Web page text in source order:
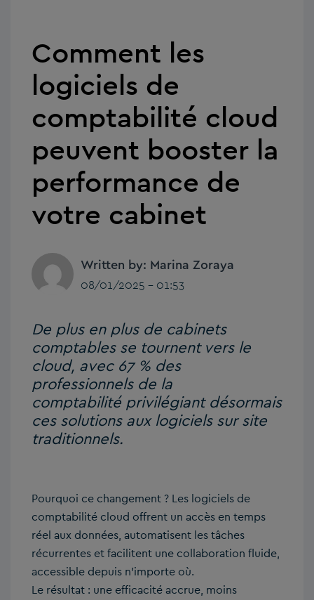
Comment les
logiciels de
comptabilité cloud
peuvent booster la
performance de
votre cabinet
Written by: Marina Zoraya
08/01/2025 - 01:53
De plus en plus de cabinets
comptables se tournent vers le
cloud, avec 67 % des
professionnels de la
comptabilité privilégiant désormais
ces solutions aux logiciels sur site
traditionnels.
Pourquoi ce changement ? Les logiciels de
comptabilité cloud offrent un accès en temps
réel aux données, automatisent les tâches
récurrentes et facilitent une collaboration fluide,
accessible depuis n’importe où.
Le résultat : une efficacité accrue, moins